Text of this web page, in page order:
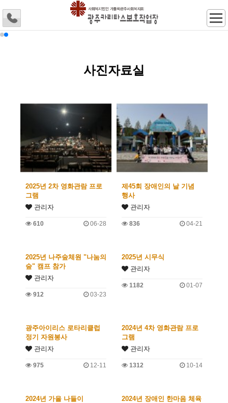
사진자료실
2025년 2차 영화관람 프로
그램
관리자
610 06-28
제45회 장애인의 날 기념
행사
관리자
836 04-21
2025년 나주숲체원 "나눔의
숲" 캠프 참가
관리자
912 03-23
2025년 시무식
관리자
1182 01-07
광주아이리스 로타리클럽
정기 자원봉사
관리자
975 12-11
2024년 4차 영화관람 프로
그램
관리자
1312 10-14
2024년 가을 나들이
2024년 장애인 한마음 체육